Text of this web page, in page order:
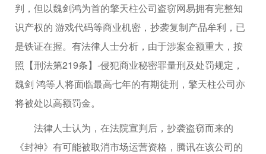
判，但以魏剑鸿为首的擎天柱公司盗窃网易拥有完整知
识产权的 游戏代码等商业机密，抄袭复制产品牟利，已
是铁证在握。有法律人士分析，由于涉案金额重大，按
照【刑法第219条】-侵犯商业秘密罪量刑及处罚规定，
魏剑 鸿等人将面临最高七年的有期徒刑，擎天柱公司亦
将被处以高额罚金。
法律人士认为，在法院宣判后，抄袭盗窃而来的
《封神》有可能被取消市场运营资格，腾讯在该公司的